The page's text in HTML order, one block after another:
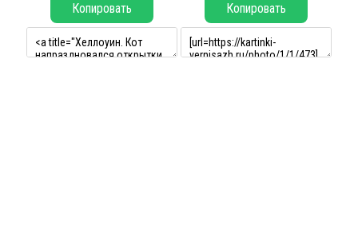
Копировать Копировать